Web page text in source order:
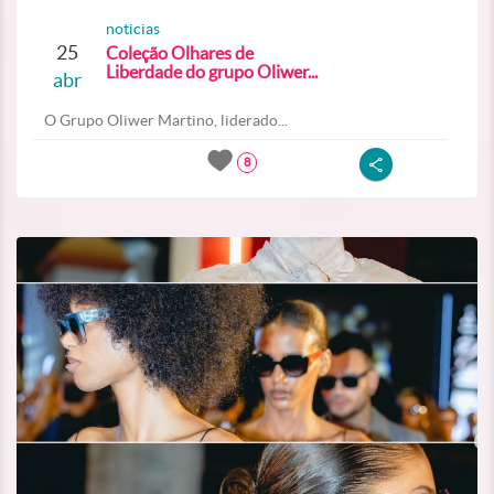
25
abr
noticias
Coleção Olhares de
Liberdade do grupo Oliwer...
O Grupo Oliwer Martino, liderado...
8